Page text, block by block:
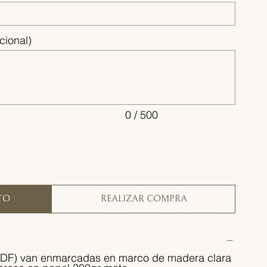
0 / 500
REALIZAR COMPRA
van enmarcadas en marco de madera clara